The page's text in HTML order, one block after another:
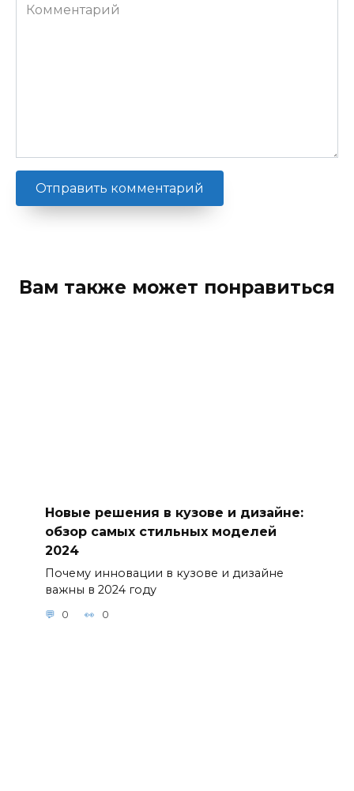
Комментарий
Вам также может понравиться
Новые решения в кузове и дизайне:
обзор самых стильных моделей
2024
Почему инновации в кузове и дизайне
важны в 2024 году
0 0